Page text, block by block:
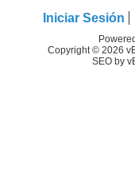
Iniciar Sesión
Copyright © 2026
SEO by